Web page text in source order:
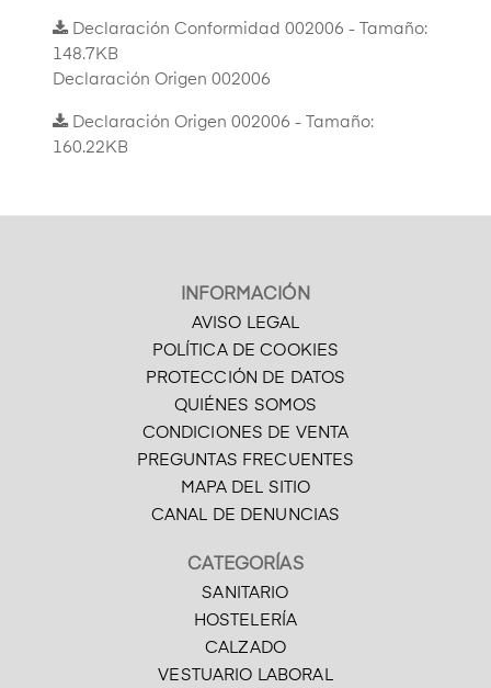
Declaración Conformidad 002006 - Tamaño:
148.7KB
Declaración Origen 002006
Declaración Origen 002006 - Tamaño:
160.22KB
INFORMACIÓN
AVISO LEGAL
POLÍTICA DE COOKIES
PROTECCIÓN DE DATOS
QUIÉNES SOMOS
CONDICIONES DE VENTA
PREGUNTAS FRECUENTES
MAPA DEL SITIO
CANAL DE DENUNCIAS
CATEGORÍAS
SANITARIO
HOSTELERÍA
CALZADO
VESTUARIO LABORAL